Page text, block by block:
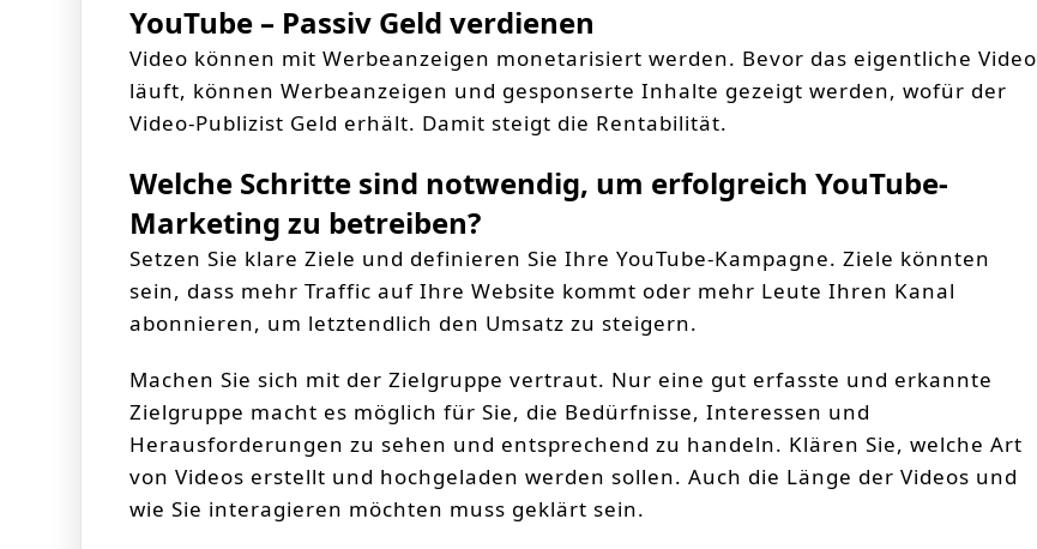
YouTube – Passiv Geld verdienen
Video können mit Werbeanzeigen monetarisiert werden. Bevor das eigentliche Video
läuft, können Werbeanzeigen und gesponserte Inhalte gezeigt werden, wofür der
Video-Publizist Geld erhält. Damit steigt die Rentabilität.
Welche Schritte sind notwendig, um erfolgreich YouTube-
Marketing zu betreiben?
Setzen Sie klare Ziele und definieren Sie Ihre YouTube-Kampagne. Ziele könnten
sein, dass mehr Traffic auf Ihre Website kommt oder mehr Leute Ihren Kanal
abonnieren, um letztendlich den Umsatz zu steigern.
Machen Sie sich mit der Zielgruppe vertraut. Nur eine gut erfasste und erkannte
Zielgruppe macht es möglich für Sie, die Bedürfnisse, Interessen und
Herausforderungen zu sehen und entsprechend zu handeln. Klären Sie, welche Art
von Videos erstellt und hochgeladen werden sollen. Auch die Länge der Videos und
wie Sie interagieren möchten muss geklärt sein.